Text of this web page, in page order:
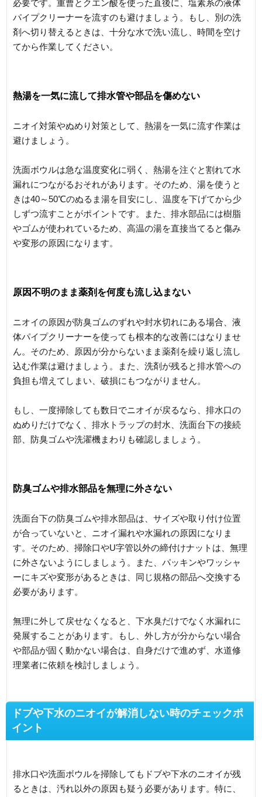
必要です。重曹とクエン酸を使った直後に、塩素系の液体
パイプクリーナーを流すのも避けましょう。もし、別の洗
剤へ切り替えるときは、十分な水で洗い流し、時間を空け
てから作業してください。
熱湯を一気に流して排水管や部品を傷めない
ニオイ対策やぬめり対策として、熱湯を一気に流す作業は
避けましょう。
洗面ボウルは急な温度変化に弱く、熱湯を注ぐと割れて水
漏れにつながるおそれがあります。そのため、湯を使うと
きは40～50℃のぬるま湯を目安にし、温度を下げてから少
しずつ流すことがポイントです。また、排水部品には樹脂
やゴムが使われているため、高温の湯を直接当てると傷み
や変形の原因になります。
原因不明のまま薬剤を何度も流し込まない
ニオイの原因が防臭ゴムのずれや封水切れにある場合、液
体パイプクリーナーを使っても根本的な改善にはなりませ
ん。そのため、原因が分からないまま薬剤を繰り返し流し
込む作業は避けましょう。また、洗剤が残ると排水管への
負担も増えてしまい、破損にもつながりません。
もし、一度掃除しても数日でニオイが戻るなら、排水口の
ぬめりだけでなく、排水トラップの封水、洗面台下の接続
部、防臭ゴムや洗濯機まわりも確認しましょう。
防臭ゴムや排水部品を無理に外さない
洗面台下の防臭ゴムや排水部品は、サイズや取り付け位置
が合っていないと、ニオイ漏れや水漏れの原因になりま
す。そのため、掃除口やU字管以外の締付けナットは、無理
に外さないようにしましょう。また、パッキンやワッシャ
ーにキズや変形があるときは、同じ規格の部品へ交換する
必要があります。
無理に外して戻せなくなると、下水臭だけでなく水漏れに
発展することがあります。もし、外し方が分からない場合
や部品が固く動かない場合は、自身だけで進めず、水道修
理業者に依頼を検討しましょう。
ドブや下水のニオイが解消しない時のチェックポ
イント
排水口や洗面ボウルを掃除してもドブや下水のニオイが残
るときは、汚れ以外の原因も疑う必要があります。特に、